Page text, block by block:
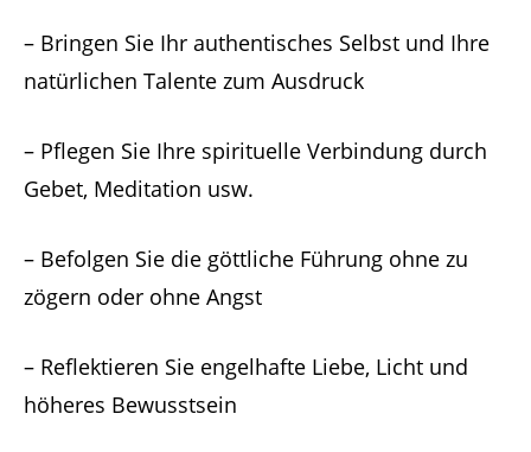
– Bringen Sie Ihr authentisches Selbst und Ihre
natürlichen Talente zum Ausdruck
– Pflegen Sie Ihre spirituelle Verbindung durch
Gebet, Meditation usw.
– Befolgen Sie die göttliche Führung ohne zu
zögern oder ohne Angst
– Reflektieren Sie engelhafte Liebe, Licht und
höheres Bewusstsein